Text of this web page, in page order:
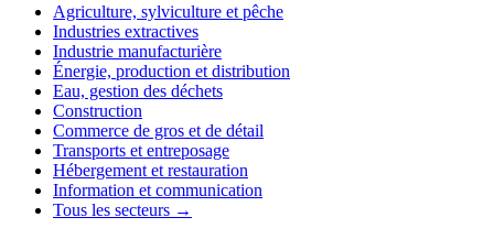
Agriculture, sylviculture et pêche
Industries extractives
Industrie manufacturière
Énergie, production et distribution
Eau, gestion des déchets
Construction
Commerce de gros et de détail
Transports et entreposage
Hébergement et restauration
Information et communication
Tous les secteurs →